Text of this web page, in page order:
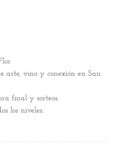
arte, vino y conexión en San
final y sorteos.
los niveles.